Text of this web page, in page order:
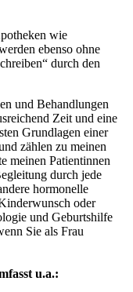
wie
ebenso ohne
durch den
und Behandlungen
Zeit und eine
Grundlagen einer
zählen zu meinen
meinen Patientinnen
durch jede
hormonelle
oder
und Geburtshilfe
Sie als Frau
u.a.: